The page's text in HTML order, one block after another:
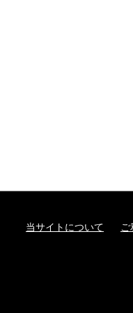
当サイトについて ご